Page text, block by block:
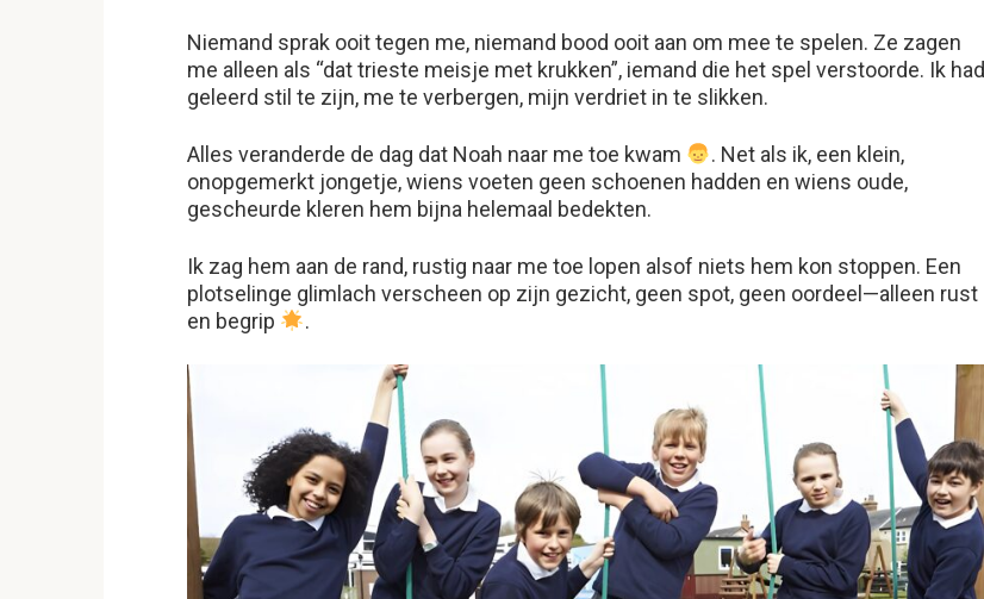
Niemand sprak ooit tegen me, niemand bood ooit aan om mee te spelen. Ze zagen
me alleen als “dat trieste meisje met krukken”, iemand die het spel verstoorde. Ik had
geleerd stil te zijn, me te verbergen, mijn verdriet in te slikken.
Alles veranderde de dag dat Noah naar me toe kwam
. Net als ik, een klein,
onopgemerkt jongetje, wiens voeten geen schoenen hadden en wiens oude,
gescheurde kleren hem bijna helemaal bedekten.
Ik zag hem aan de rand, rustig naar me toe lopen alsof niets hem kon stoppen. Een
plotselinge glimlach verscheen op zijn gezicht, geen spot, geen oordeel—alleen rust
en begrip
.